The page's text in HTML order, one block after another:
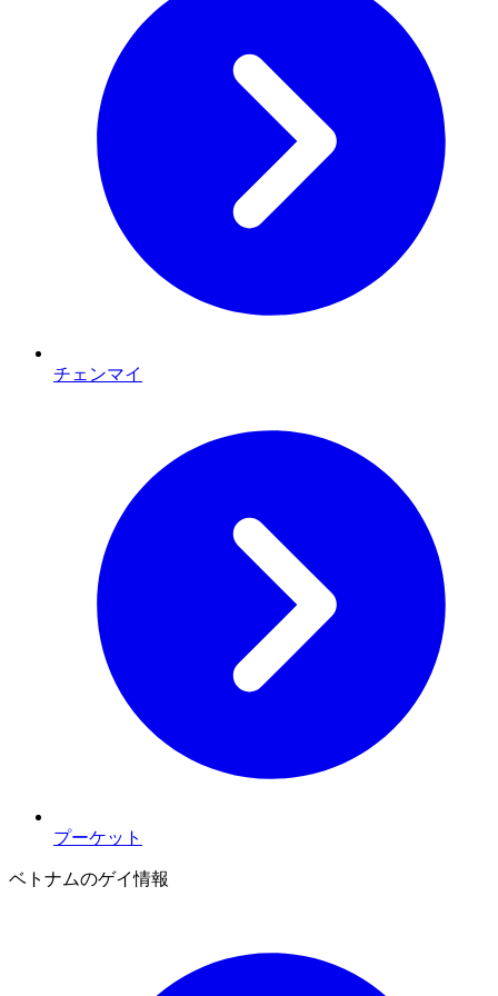
チェンマイ
プーケット
ベトナムのゲイ情報